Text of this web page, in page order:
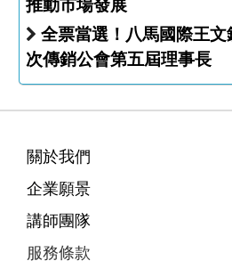
推動市場發展
全票當選！八馬國際王
次傳銷公會第五屆理事長
關於我們
企業願景
講師團隊
服務條款